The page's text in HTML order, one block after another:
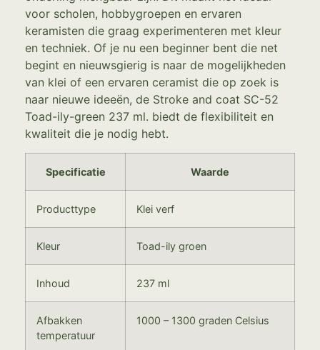
voor scholen, hobbygroepen en ervaren
keramisten die graag experimenteren met kleur
en techniek. Of je nu een beginner bent die net
begint en nieuwsgierig is naar de mogelijkheden
van klei of een ervaren ceramist die op zoek is
naar nieuwe ideeën, de Stroke and coat SC-52
Toad-ily-green 237 ml. biedt de flexibiliteit en
kwaliteit die je nodig hebt.
Specificatie Waarde
Producttype Klei verf
Kleur Toad-ily groen
Inhoud 237 ml
Afbakken
temperatuur
1000 – 1300 graden Celsius